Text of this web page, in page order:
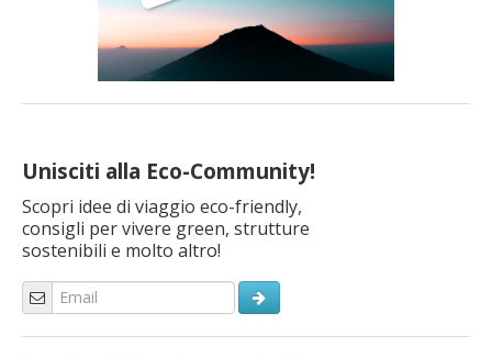
Unisciti alla Eco-Community!
Scopri idee di viaggio eco-friendly,
consigli per vivere green, strutture
sostenibili e molto altro!